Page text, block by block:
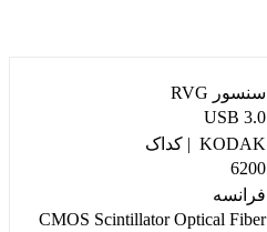
سنسور RVG
USB 3.0
KODAK | کداک
6200
فرانسه
CMOS Scintillator Optical Fiber